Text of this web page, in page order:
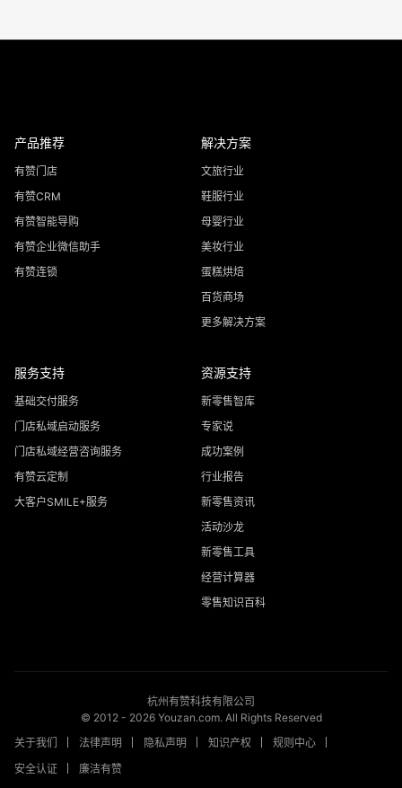
产品推荐
有赞门店
有赞CRM
有赞智能导购
有赞企业微信助手
有赞连锁
解决方案
文旅行业
鞋服行业
母婴行业
美妆行业
蛋糕烘焙
百货商场
更多解决方案
服务支持
基础交付服务
门店私域启动服务
门店私域经营咨询服务
有赞云定制
大客户SMILE+服务
资源支持
新零售智库
专家说
成功案例
行业报告
新零售资讯
活动沙龙
新零售工具
经营计算器
零售知识百科
杭州有赞科技有限公司
© 2012 - 2026Youzan.com. All Rights Reserved
关于我们
法律声明 隐私声明 知识产权
规则中心
安全认证
廉洁有赞